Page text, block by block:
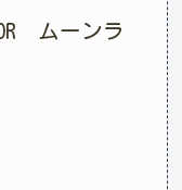
ムーンラ